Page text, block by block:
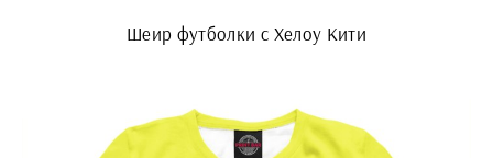
Шеир футболки с Хелоу Кити